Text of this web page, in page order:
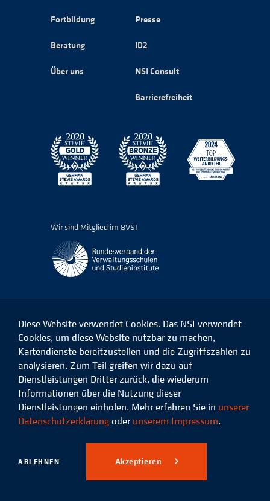
Fortbildung
Beratung
Über uns
Presse
ID2
NSI Consult
Barrierefreiheit
Wir sind Mitglied im BVSI
Das
NSI
Facebook
Das
NSI
auf
LinkedIn
Das
NSI
auf
Instagram
Das
Xing
© 2026 Niedersächsisches
Studieninstitut für kommunale
Verwaltung e.V.
Datenschutz Impressum
Diese Website verwendet Cookies. Das NSI verwendet
Cookies, um diese Website nutzbar zu machen,
Kartendienste bereitzustellen und die Zugriffszahlen zu
analysieren. Zum Teil greifen wir dazu auf
Dienstleistungen Dritter zurück, die wiederum
Informationen über die Nutzung dieser
Dienstleistungen einholen. Mehr erfahren Sie in unserer
Datenschutzerklärung oder unserem Impressum.
ABLEHNEN Akzeptieren